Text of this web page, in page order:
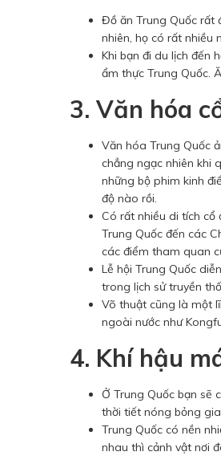
Đồ ăn Trung Quốc rất
nhiên, họ có rất nhiều
Khi bạn đi du lịch đến
ẩm thực Trung Quốc.
3. Văn hóa
Văn hóa Trung Quốc
chẳng ngạc nhiên khi
những bộ phim kinh
độ nào rồi.
Có rất nhiều di tích cổ
Trung Quốc đến các
các điểm tham quan
Lễ hội Trung Quốc
trong lịch sử truyền
Võ thuật cũng là một
ngoài nước như
4. Khí hậu
Ở Trung Quốc bạn sẽ
thời tiết nóng bỏng
Trung Quốc có nền
nhau thì cảnh vật nơi